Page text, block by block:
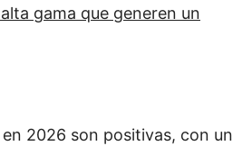
gama que generen un
2026 son positivas, con un